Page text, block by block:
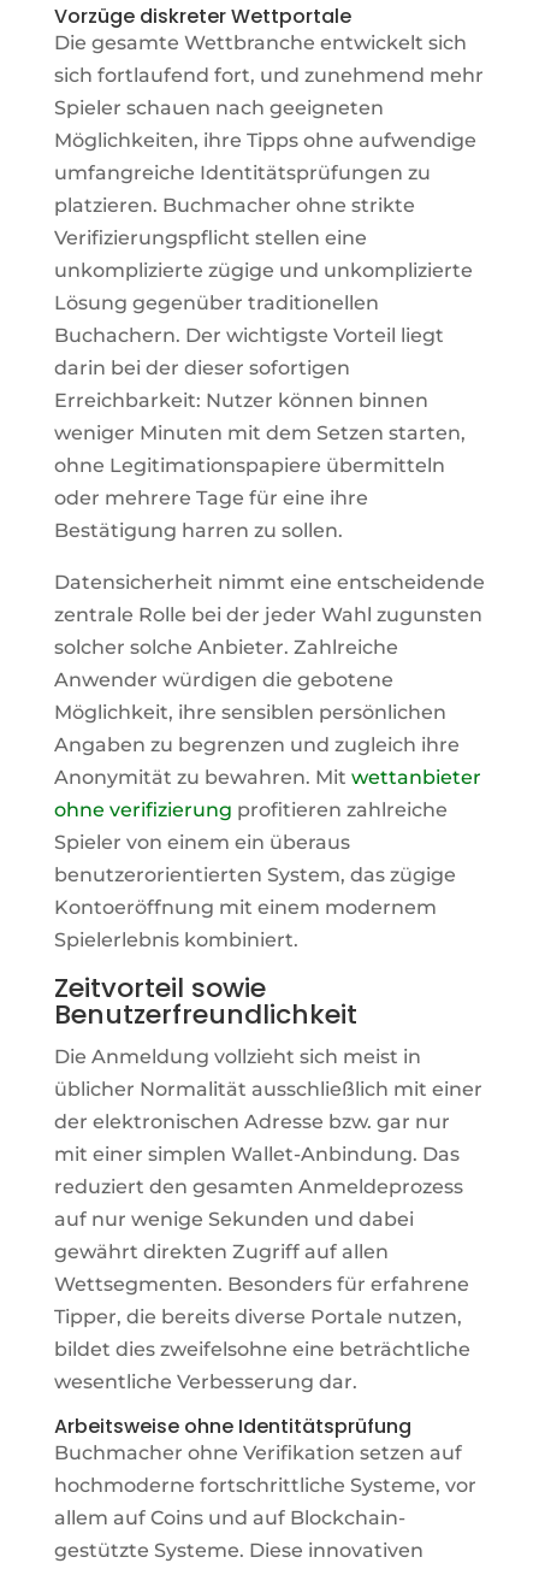
Vorzüge diskreter Wettportale
Die gesamte Wettbranche entwickelt sich
sich fortlaufend fort, und zunehmend mehr
Spieler schauen nach geeigneten
Möglichkeiten, ihre Tipps ohne aufwendige
umfangreiche Identitätsprüfungen zu
platzieren. Buchmacher ohne strikte
Verifizierungspflicht stellen eine
unkomplizierte zügige und unkomplizierte
Lösung gegenüber traditionellen
Buchachern. Der wichtigste Vorteil liegt
darin bei der dieser sofortigen
Erreichbarkeit: Nutzer können binnen
weniger Minuten mit dem Setzen starten,
ohne Legitimationspapiere übermitteln
oder mehrere Tage für eine ihre
Bestätigung harren zu sollen.
Datensicherheit nimmt eine entscheidende
zentrale Rolle bei der jeder Wahl zugunsten
solcher solche Anbieter. Zahlreiche
Anwender würdigen die gebotene
Möglichkeit, ihre sensiblen persönlichen
Angaben zu begrenzen und zugleich ihre
Anonymität zu bewahren. Mit wettanbieter
ohne verifizierung profitieren zahlreiche
Spieler von einem ein überaus
benutzerorientierten System, das zügige
Kontoeröffnung mit einem modernem
Spielerlebnis kombiniert.
Zeitvorteil sowie
Benutzerfreundlichkeit
Die Anmeldung vollzieht sich meist in
üblicher Normalität ausschließlich mit einer
der elektronischen Adresse bzw. gar nur
mit einer simplen Wallet-Anbindung. Das
reduziert den gesamten Anmeldeprozess
auf nur wenige Sekunden und dabei
gewährt direkten Zugriff auf allen
Wettsegmenten. Besonders für erfahrene
Tipper, die bereits diverse Portale nutzen,
bildet dies zweifelsohne eine beträchtliche
wesentliche Verbesserung dar.
Arbeitsweise ohne Identitätsprüfung
Buchmacher ohne Verifikation setzen auf
hochmoderne fortschrittliche Systeme, vor
allem auf Coins und auf Blockchain-
gestützte Systeme. Diese innovativen